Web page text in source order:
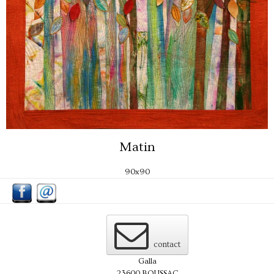
Matin
90x90
contact
Galla